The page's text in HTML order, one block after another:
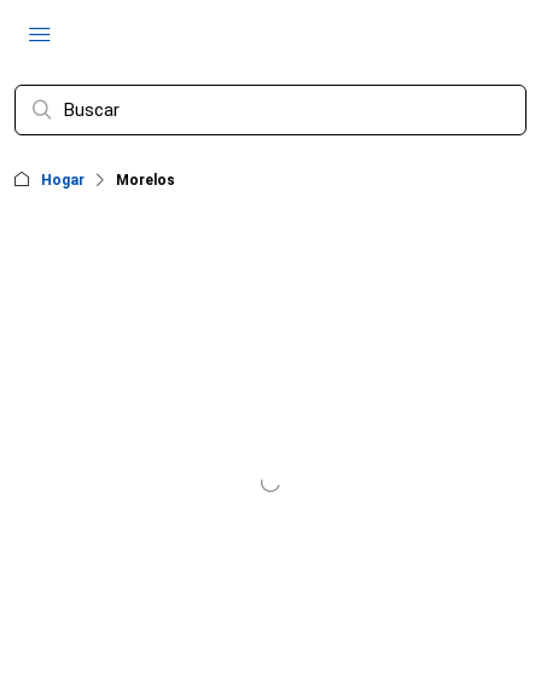
Hogar Morelos